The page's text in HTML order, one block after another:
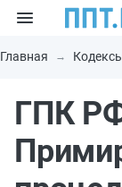
Главная
ГПК